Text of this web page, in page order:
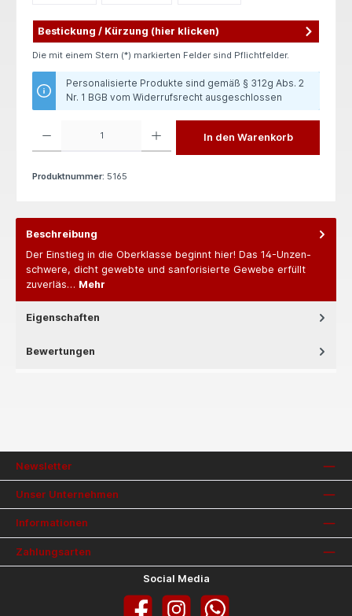
Bestickung / Kürzung (hier klicken)
Die mit einem Stern (*) markierten Felder sind Pflichtfelder.
Personalisierte Produkte sind gemäß § 312g Abs. 2
Nr. 1 BGB vom Widerrufsrecht ausgeschlossen
In den Warenkorb
Produktnummer: 5165
Beschreibung
Der Einstieg in die Oberklasse beginnt hier! Das 14-Unzen-
schwere, dicht gewebte und sanforisierte Gewebe erfüllt
zuverläs… Mehr
Eigenschaften
Bewertungen
Newsletter
Unser Unternehmen
Informationen
Zahlungsarten
Social Media